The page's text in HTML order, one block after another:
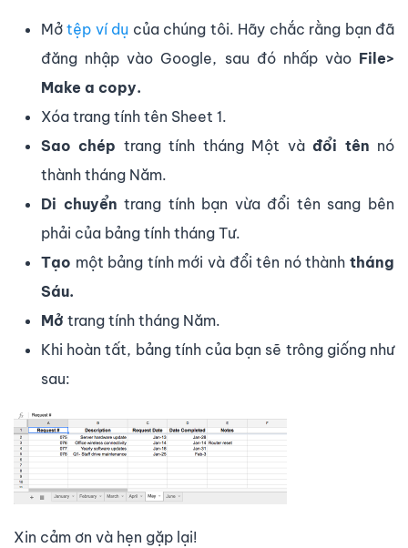
Mởtệp ví dụ của chúng tôi. Hãy chắc rằng bạn đã
đăng nhập vào Google, sau đó nhấp vào File>
Make a copy.
Xóa trang tính tên Sheet 1.
Sao chép trang tính tháng Một vàđổi tên nó
thành tháng Năm.
Di chuyển trang tính bạn vừa đổi tên sang bên
phải của bảng tính tháng Tư.
Tạo một bảng tính mới và đổi tên nó thành tháng
Sáu.
Mở trang tính tháng Năm.
Khi hoàn tất, bảng tính của bạn sẽ trông giống như
sau:
Xin cảm ơn và hẹn gặp lại!